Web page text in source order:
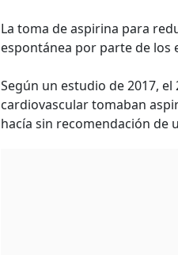
La toma de aspirina para
espontánea por parte de los
Según un estudio de 2017,
cardiovascular tomaban
hacía sin recomendación de